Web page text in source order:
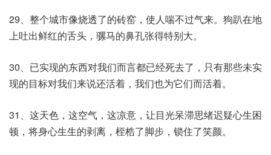
29、整个城市像烧透了的砖窑，使人喘不过气来。狗趴在地
上吐出鲜红的舌头，骡马的鼻孔张得特别大。
30、已实现的东西对我们而言都已经死去了，只有那些未实
现的目标对我们来说还活着，我们也为它们而活着。
31、这天色，这空气，这凉意，让目光呆滞思绪迟疑心生困
顿，将身心生生的剥离，桎梏了脚步，锁住了笑颜。